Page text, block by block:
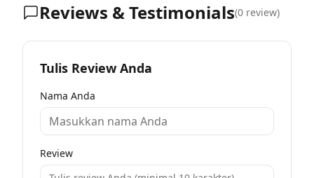
Reviews & Testimonials(0 review)
Tulis Review Anda
Nama Anda
Review